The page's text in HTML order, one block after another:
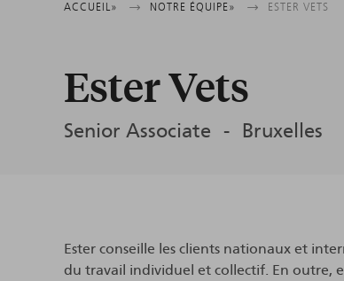
Fil
d'Ariane
ACCUEIL NOTRE ÉQUIPE ESTER VETS
Ester Vets
Senior Associate Bruxelles
Ester conseille les clients nationaux et
du travail individuel et collectif. En outre,